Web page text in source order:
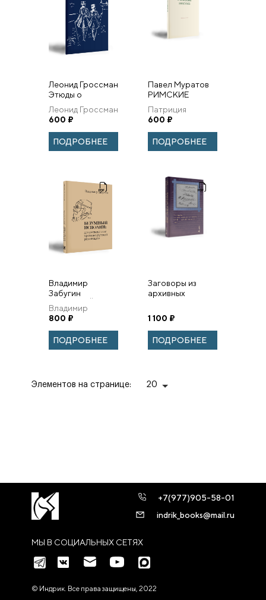
Леонид Гроссман
Этюды о
Пушкине
Леонид Гроссман
600 ₽
ПОДРОБНЕЕ
Павел Муратов
РИМСКИЕ
ПИСЬМА
Патриция
Деотто, Михаил
600 ₽
ПОДРОБНЕЕ
Владимир
Забугин
БЕЗУМНЫЙ
ИСПОЛИН:
документальная
хроника русской
революции
Владимир
Забугин
800 ₽
ПОДРОБНЕЕ
Заговоры из
архивных
– первой трети
ХХ в. Том 2
1 100 ₽
ПОДРОБНЕЕ
Элементов на странице: 20
МЫ В СОЦИАЛЬНЫХ СЕТЯХ
+7(977)905-58-01
indrik_books@mail.ru
© Индрик. Все права защищены, 2022